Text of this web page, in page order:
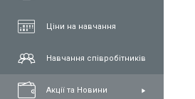
Ціни на навчання
Навчання співробітників
Акції та Новини